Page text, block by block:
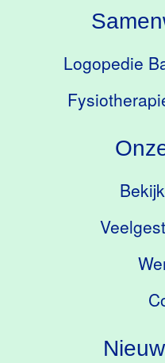
Logopedie